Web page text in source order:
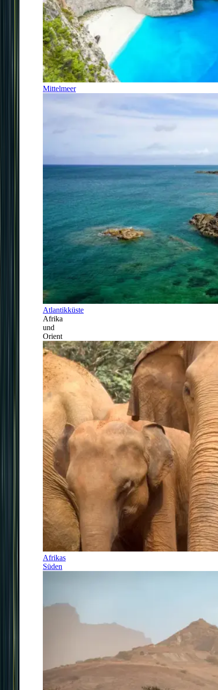
Mittelmeer
Atlantikküste
Afrika
und
Orient
Afrikas
Süden